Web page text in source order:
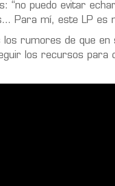
“no puedo evitar
Para mí, este LP es
rumores de que en
los recursos